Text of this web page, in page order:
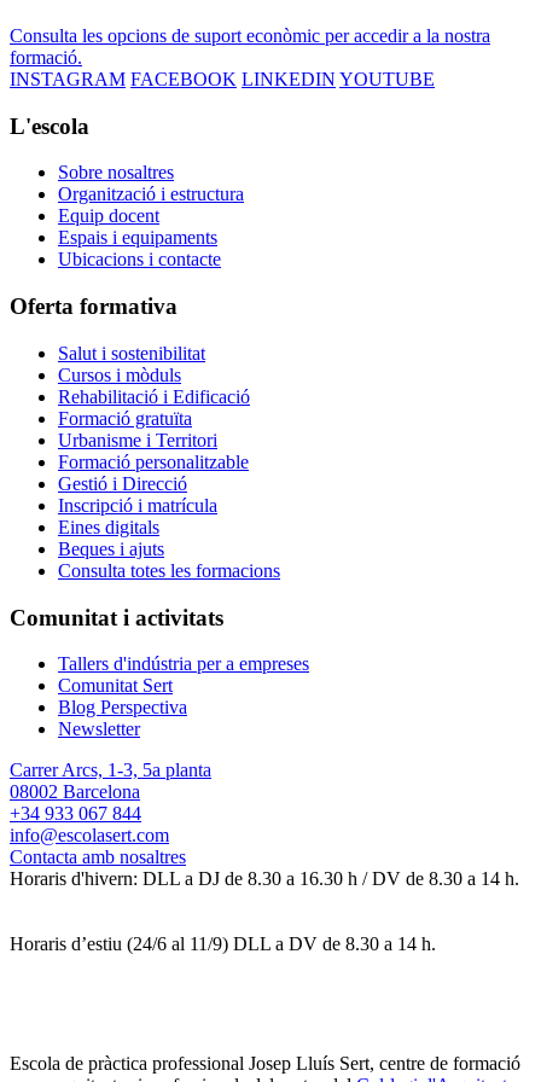
Consulta les opcions de suport econòmic per accedir a la nostra
formació.
INSTAGRAM FACEBOOK LINKEDIN YOUTUBE
L'escola
Sobre nosaltres
Organització i estructura
Equip docent
Espais i equipaments
Ubicacions i contacte
Oferta formativa
Salut i sostenibilitat
Cursos i mòduls
Rehabilitació i Edificació
Formació gratuïta
Urbanisme i Territori
Formació personalitzable
Gestió i Direcció
Inscripció i matrícula
Eines digitals
Beques i ajuts
Consulta totes les formacions
Comunitat i activitats
Tallers d'indústria per a empreses
Comunitat Sert
Blog Perspectiva
Newsletter
Carrer Arcs, 1-3, 5a planta
08002 Barcelona
+34 933 067 844
info@escolasert.com
Contacta amb nosaltres
Horaris d'hivern: DLL a DJ de 8.30 a 16.30 h / DV de 8.30 a 14 h.
Horaris d’estiu (24/6 al 11/9) DLL a DV de 8.30 a 14 h.
Escola de pràctica professional Josep Lluís Sert, centre de formació